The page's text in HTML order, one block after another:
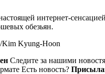
интернет-
обезьян.
Kim Kyung-Hoon
Следите за нашими
Есть новость?